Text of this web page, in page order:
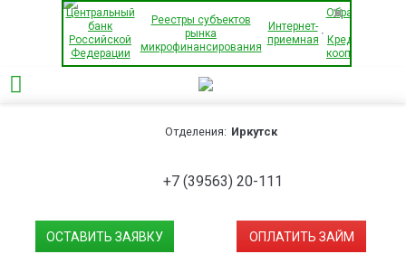
×
Центральный
банк
Российской
Федерации
Реестры субъектов
рынка
микрофинансирования
Интернет-
приемная
Обращения
Кредитный
кооператив
Отделения: Иркутск
+7 (39563) 20-111
ОСТАВИТЬ ЗАЯВКУ ОПЛАТИТЬ ЗАЙМ